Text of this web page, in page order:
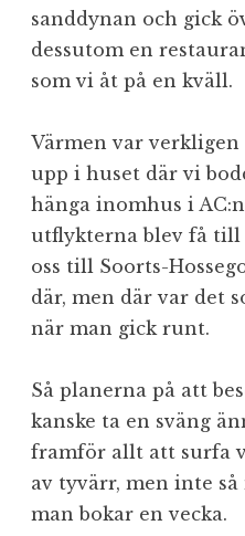
sanddynan och gick
dessutom en
som vi åt på en kväll.
Värmen var
upp i huset där vi
hänga inomhus i
utflykterna blev få till
oss till Soorts-
där, men där var det
när man gick runt.
Så planerna på att
kanske ta en sväng
framför allt att surfa
av tyvärr, men inte
man bokar en vecka.